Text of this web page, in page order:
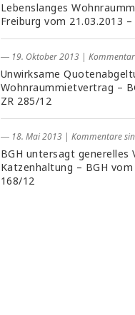
Lebenslanges
Freiburg vom 21.03.2013
― 19. Oktober 2013 |
Unwirksame
Wohnraummietvertrag –
ZR 285/12
― 18. Mai 2013 | Kommentare
BGH untersagt generelles
Katzenhaltung – BGH
168/12